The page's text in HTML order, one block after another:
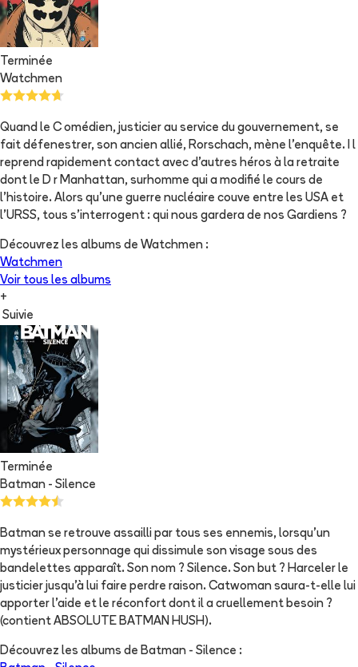
Terminée
Watchmen
Quand le C omédien, justicier au service du gouvernement, se
fait défenestrer, son ancien allié, Rorschach, mène l'enquête. I l
reprend rapidement contact avec d'autres héros à la retraite
dont le D r Manhattan, surhomme qui a modifié le cours de
l'histoire. Alors qu'une guerre nucléaire couve entre les USA et
l'URSS, tous s'interrogent : qui nous gardera de nos Gardiens ?
Découvrez les albums de Watchmen :
Watchmen
Voir tous les albums
+
Suivie
Terminée
Batman - Silence
Batman se retrouve assailli par tous ses ennemis, lorsqu'un
mystérieux personnage qui dissimule son visage sous des
bandelettes apparaît. Son nom ? Silence. Son but ? Harceler le
justicier jusqu'à lui faire perdre raison. Catwoman saura-t-elle lui
apporter l'aide et le réconfort dont il a cruellement besoin ?
(contient ABSOLUTE BATMAN HUSH).
Découvrez les albums de Batman - Silence :